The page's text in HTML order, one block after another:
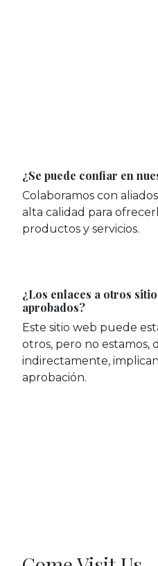
¿Se puede confiar en
Colaboramos con
alta calidad para
productos y servicios.
¿Los enlaces a otros
aprobados?
Este sitio web puede
otros, pero no estamos,
indirectamente,
aprobación.